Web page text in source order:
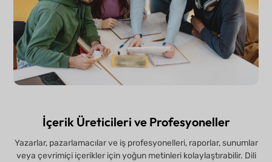
İçerik Üreticileri ve Profesyoneller
Yazarlar, pazarlamacılar ve iş profesyonelleri, raporlar, sunumlar
veya çevrimiçi içerikler için yoğun metinleri kolaylaştırabilir. Dili